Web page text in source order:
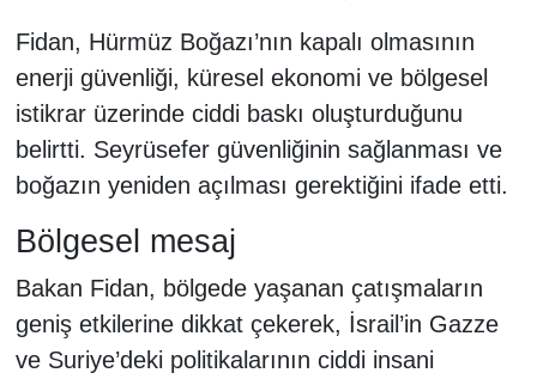
Fidan, Hürmüz Boğazı’nın kapalı olmasının
enerji güvenliği, küresel ekonomi ve bölgesel
istikrar üzerinde ciddi baskı oluşturduğunu
belirtti. Seyrüsefer güvenliğinin sağlanması ve
boğazın yeniden açılması gerektiğini ifade etti.
Bölgesel mesaj
Bakan Fidan, bölgede yaşanan çatışmaların
geniş etkilerine dikkat çekerek, İsrail’in Gazze
ve Suriye’deki politikalarının ciddi insani